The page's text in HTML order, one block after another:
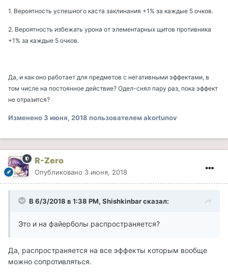
1. Вероятность успешного каста заклинания +1% за каждые 5 очков.
2. Вероятность избежать урона от элементарных щитов противника
+1% за каждые 5 очков.
Да, и как оно работает для предметов с негативными эффектами, в
том числе на постоянное действие? Одел-снял пару раз, пока эффект
не отразится?
Изменено3 июня, 2018 пользователем akortunov
R-Zero
Опубликовано 3 июня, 2018
В 6/3/2018 в 1:38 PM, Shishkinbar сказал:
Это и на файерболы распространяется?
Да, распространяется на все эффекты которым вообще
можно сопротивляться.